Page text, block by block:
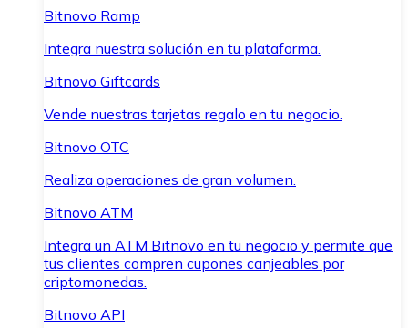
Bitnovo Ramp
Integra nuestra solución en tu plataforma.
Bitnovo Giftcards
Vende nuestras tarjetas regalo en tu negocio.
Bitnovo OTC
Realiza operaciones de gran volumen.
Bitnovo ATM
Integra un ATM Bitnovo en tu negocio y permite que
tus clientes compren cupones canjeables por
criptomonedas.
Bitnovo API